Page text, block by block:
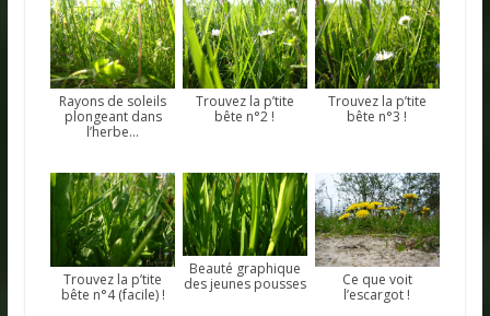
Rayons de soleils
plongeant dans
l’herbe…
Trouvez la p’tite
bête n°2 !
Trouvez la p’tite
bête n°3 !
Trouvez la p’tite
bête n°4 (facile) !
Beauté graphique
des jeunes pousses
Ce que voit
l’escargot !